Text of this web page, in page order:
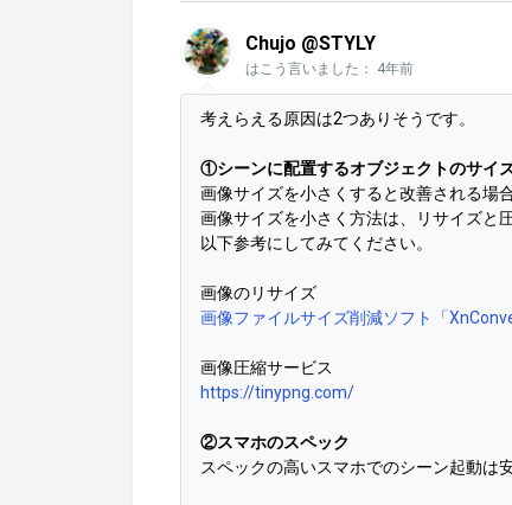
Chujo @STYLY
はこう言いました： 4年前
考えらえる原因は2つありそうです。
①シーンに配置するオブジェクトのサイ
画像サイズを小さくすると改善される場
画像サイズを小さく方法は、リサイズと圧
以下参考にしてみてください。
画像のリサイズ
画像ファイルサイズ削減ソフト「
画像圧縮サービス
https://tinypng.com/
②スマホのスペック
スペックの高いスマホでのシーン起動は